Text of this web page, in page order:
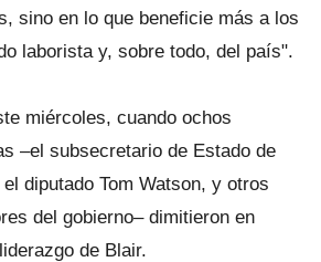
sino en lo que beneficie más a los
laborista y, sobre todo, del país".
miércoles, cuando ochos
–el subsecretario de Estado de
diputado Tom Watson, y otros
del gobierno– dimitieron en
de Blair.